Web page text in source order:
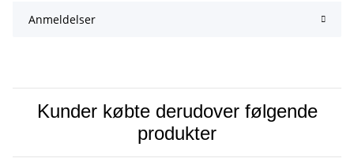
Anmeldelser
Kunder købte derudover følgende
produkter